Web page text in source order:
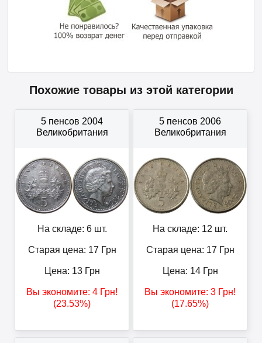
Похожие товары из этой категории
5 пенсов 2004
Великобритания
На складе: 6 шт.
Старая цена: 17 Грн
Цена: 13Грн
Вы экономите: 4 Грн!
(23.53%)
5 пенсов 2006
Великобритания
На складе: 12 шт.
Старая цена: 17 Грн
Цена: 14Грн
Вы экономите: 3 Грн!
(17.65%)